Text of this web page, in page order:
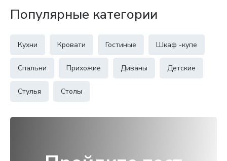
Популярные категории
Кухни Кровати Гостиные Шкаф -купе
Спальни Прихожие Диваны Детские
Стулья Столы